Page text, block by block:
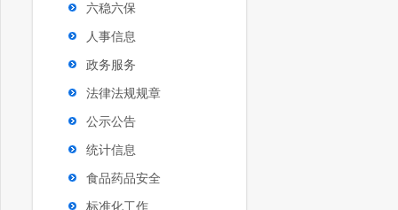
六稳六保
人事信息
政务服务
法律法规规章
公示公告
统计信息
食品药品安全
标准化工作